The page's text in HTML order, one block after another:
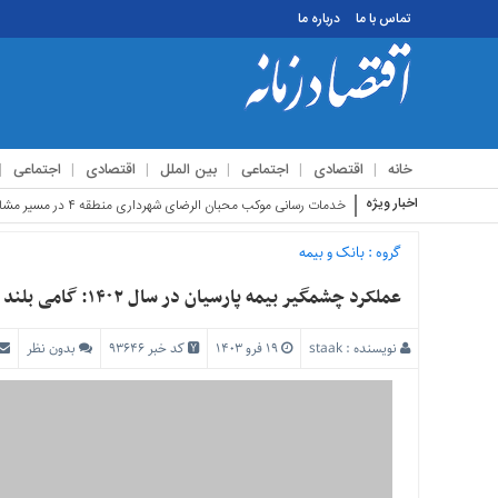
تماس با ما درباره ما
خانه اقتصادی اجتماعی بین الملل اقتصادی اجتماعی
تماس
ما
درباره
اخبار ویژه استقبال زائرین ا
گروه :بانک و بیمه
عملکرد چشمگیر بیمه پارسیان در سال ۱۴۰۲: گامی بلند در مسیر موفقیت
نویسنده :staak کد خبر 93646 بدون نظر